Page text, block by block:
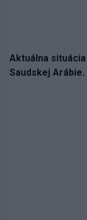
Aktuálna
Saudskej Arábie.